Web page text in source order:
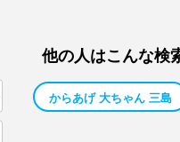
他の人はこんな検
からあげ 大ちゃん 三島